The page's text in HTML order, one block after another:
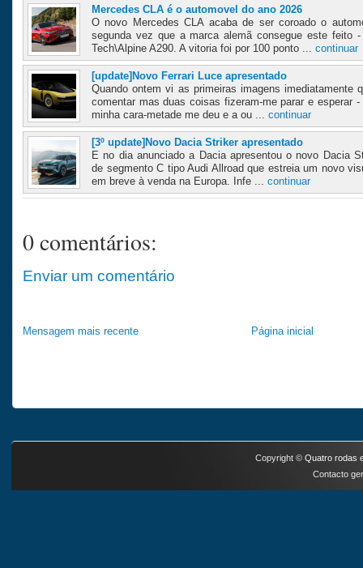
Mercedes CLA é o automovel do ano 2026
O novo Mercedes CLA acaba de ser coroado o
segunda vez que a marca alemã consegue este feito
Tech\Alpine A290. A vitoria foi por 100 ponto ... continuar
[update]Novo Ferrari Luce apresentado
Quando ontem vi as primeiras imagens imediatamente
comentar mas duas coisas fizeram-me parar e esperar
minha cara-metade me deu e a ou ... continuar
[3º update]Novo Dacia Striker apresentado
E no dia anunciado a Dacia apresentou o novo Dacia
de segmento C tipo Audi Allroad que estreia um novo
em breve à venda na Europa. Infe ... continuar
0 comentários:
Enviar um comentário
Mensagem mais recente Página inicial
Copyright © Quatro rodas
Contacto